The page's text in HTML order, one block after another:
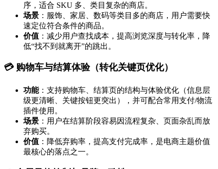
序，适合 SKU 多、类目复杂的商店。
场景 ：服饰、家居、数码等类目多的商店，用户需要快
速定位符合条件的商品。
价值 ：减少用户查找成本，提高浏览深度与转化率，降
低“找不到就离开”的跳出。
💳 购物车与结算体验（转化关键页优化）
功能：支持购物车、结算页的结构与体验优化（信息层
级更清晰、关键按钮更突出），并可配合常用支付/物流
插件使用。
场景 ：用户在结算阶段容易因流程复杂、页面杂乱而放
弃购买。
价值 ：降低弃购率，提高支付完成率，是电商主题价值
最核心的落点之一。